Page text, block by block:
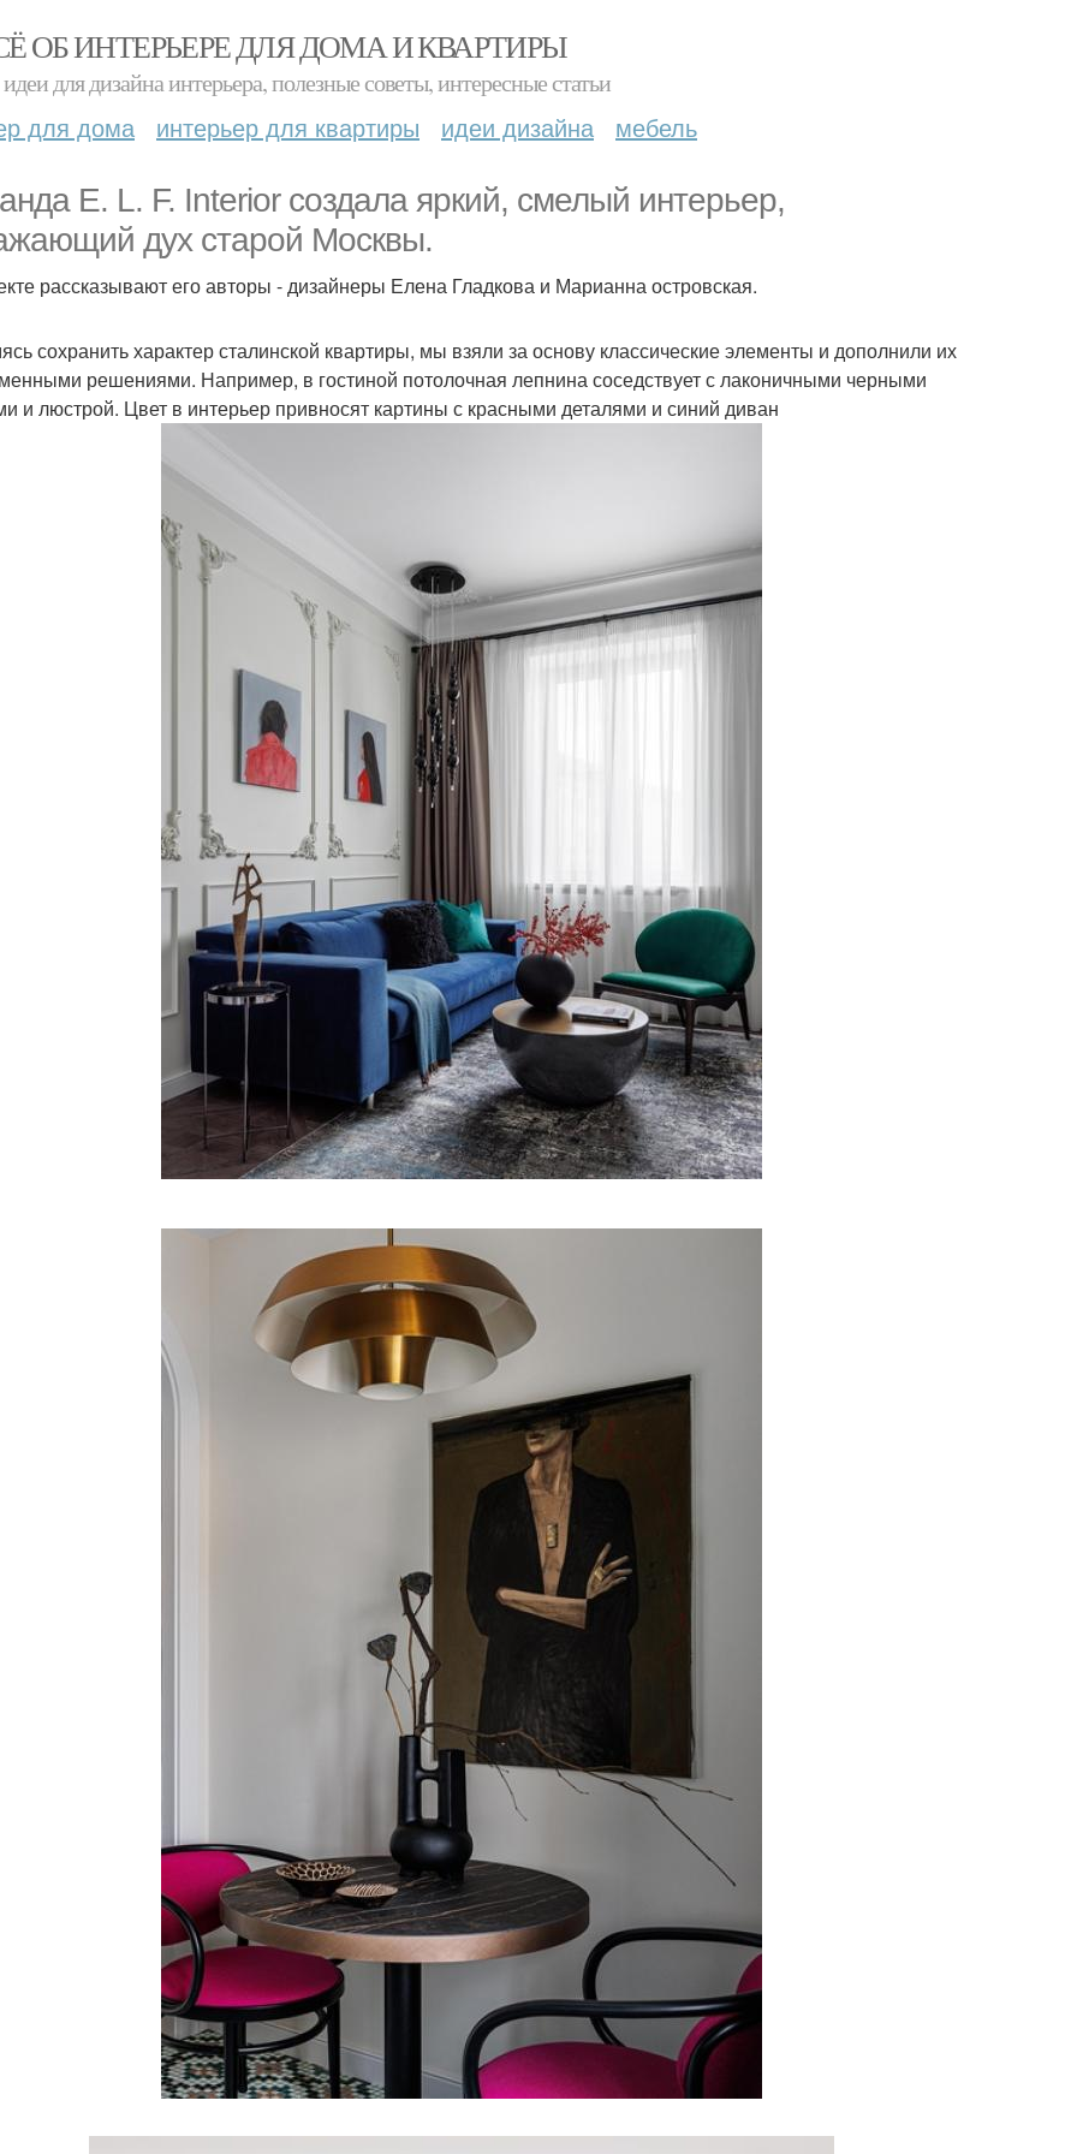
ОБ ИНТЕРЬЕРЕ ДЛЯ ДОМА И КВАРТИРЫ
для дизайна интерьера, полезные советы, интересные статьи
для дома интерьер для квартиры идеи дизайна мебель
E. L. F. Interior создала яркий, смелый интерьер,
дух старой Москвы.
рассказывают его авторы - дизайнеры Елена Гладкова и Марианна островская.
сохранить характер сталинской квартиры, мы взяли за основу классические элементы и дополнили их
решениями. Например, в гостиной потолочная лепнина соседствует с лаконичными черными
и люстрой. Цвет в интерьер привносят картины с красными деталями и синий диван